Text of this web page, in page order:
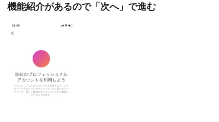
機能紹介があるので「次へ」で進む